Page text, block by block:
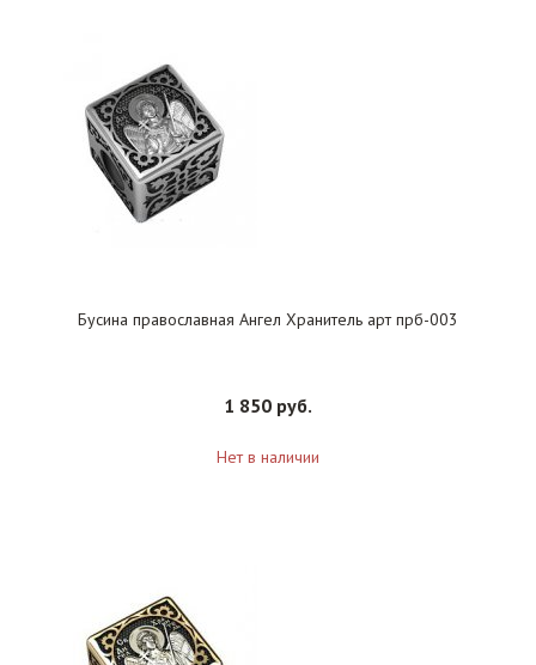
Бусина православная Ангел Хранитель арт прб-003
1 850 руб.
Нет в наличии